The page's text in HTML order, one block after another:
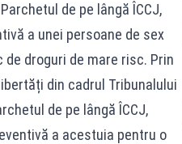
de pe lângă ÎCCJ,
a unei persoane de sex
droguri de mare risc. Prin
din cadrul Tribunalului
de pe lângă ÎCCJ,
a acestuia pentru o